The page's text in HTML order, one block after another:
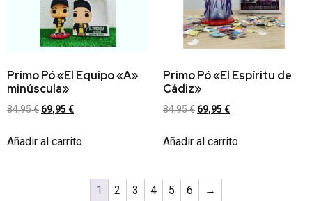
Primo Pó «El Equipo «A»
minúscula»
84,95€ 69,95 €
Añadir al carrito
Primo Pó «El Espíritu de
Cádiz»
84,95€ 69,95 €
Añadir al carrito
1 2 3 4 5 6 →